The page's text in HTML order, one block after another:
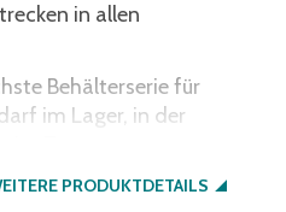
in allen
Behälterserie für
im Lager, in der
PRODUKTDETAILS